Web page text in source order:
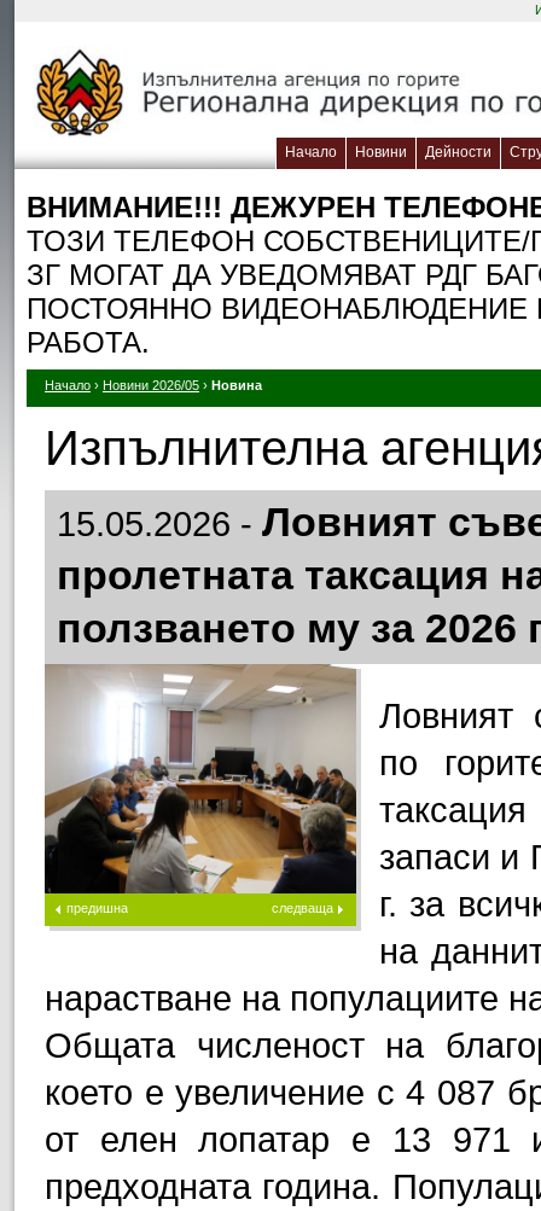
Начало Новини Дейности
ВНИМАНИЕ!!! ДЕЖУРЕН
ТОЗИ ТЕЛЕФОН СОБСТВЕНИЦИТЕ/
ЗГ МОГАТ ДА УВЕДОМЯВАТ РДГ
ПОСТОЯННО ВИДЕОНАБЛЮДЕНИЕ
РАБОТА.
Начало › Новини 2026/05 › Новина
Изпълнителна
15.05.2026 - Ловният
пролетната таксация
ползването му за 2026
предишна следваща
Ловният
по
запаси и
г. за
на
нарастване на популациите
Общата численост на
което е увеличение с 4 087
от елен лопатар е 13 971
предходната година.